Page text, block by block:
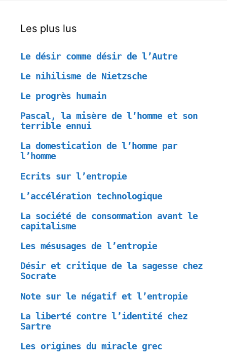
Les plus lus
Le désir comme désir de l’Autre
Le nihilisme de Nietzsche
Le progrès humain
Pascal, la misère de l’homme et son
terrible ennui
La domestication de l’homme par
l’homme
Ecrits sur l’entropie
L’accélération technologique
La société de consommation avant le
capitalisme
Les mésusages de l’entropie
Désir et critique de la sagesse chez
Socrate
Note sur le négatif et l’entropie
La liberté contre l’identité chez
Sartre
Les origines du miracle grec